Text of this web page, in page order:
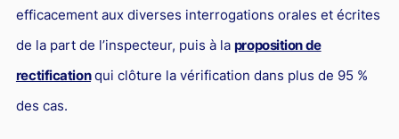
efficacement aux diverses interrogations orales et écrites
de la part de l’inspecteur, puis à la proposition de
rectificationqui clôture la vérification dans plus de 95 %
des cas.